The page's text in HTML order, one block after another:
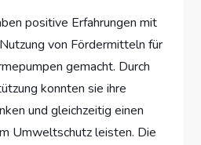
positive Erfahrungen mit
von Fördermitteln für
gemacht. Durch
konnten sie ihre
und gleichzeitig einen
Umweltschutz leisten. Die